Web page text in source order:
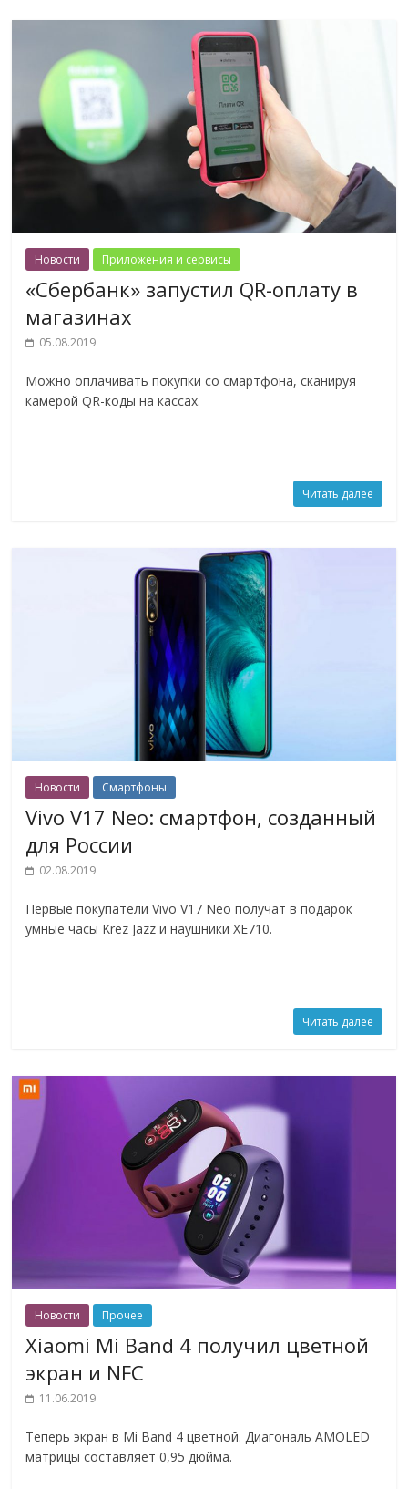
Новости Приложения и сервисы
«Сбербанк» запустил QR-оплату в
магазинах
05.08.2019
Можно оплачивать покупки со смартфона, сканируя
камерой QR-коды на кассах.
Читать далее
Новости Смартфоны
Vivo V17 Neo: смартфон, созданный
для России
02.08.2019
Первые покупатели Vivo V17 Neo получат в подарок
умные часы Krez Jazz и наушники XE710.
Читать далее
Новости Прочее
Xiaomi Mi Band 4 получил цветной
экран и NFC
11.06.2019
Теперь экран в Mi Band 4 цветной. Диагональ AMOLED
матрицы составляет 0,95 дюйма.